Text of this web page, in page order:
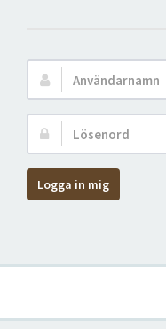
Användarnamn:
Lösenord:
Logga in mig